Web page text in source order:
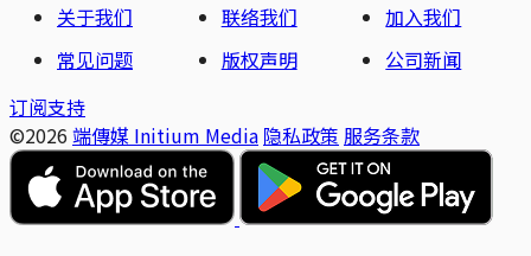
关于我们
联络我们
加入我们
常见问题
版权声明
公司新闻
订阅支持
©2026 端傳媒 Initium Media 隐私政策 服务条款